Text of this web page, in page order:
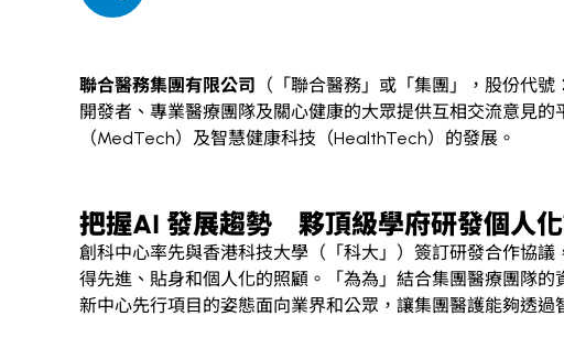
聯合醫務集團有限公司 （「聯合醫務」或「集團」，股份代
開發者、專業醫療團隊及關心健康的大眾提供互相交流意見
（MedTech）及智慧健康科技（HealthTech）的發展。
把握AI 發展趨勢 夥頂級學府研發個人
創科中心率先與香港科技大學（「科大」）簽訂研發合作協
得先進、貼身和個人化的照顧。「為為」結合集團醫療團隊
新中心先行項目的姿態面向業界和公眾，讓集團醫護能夠透過